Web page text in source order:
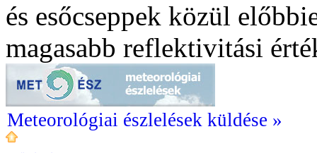
és esőcseppek közül
magasabb reflektivitási
Meteorológiai észlelések küldése »